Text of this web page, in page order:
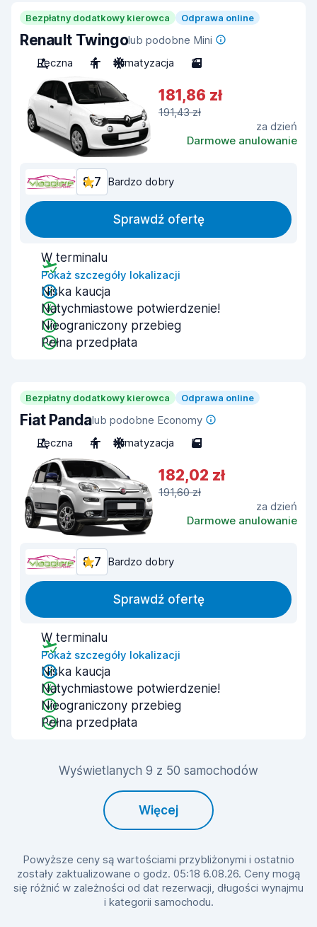
Bezpłatny dodatkowy kierowca Odprawa online
Renault Twingolub podobne Mini
Ręczna
4 Klimatyzacja 3
181,86 zł
191,43 zł
za dzień
Darmowe anulowanie
8,7 Bardzo dobry
Sprawdź ofertę
W terminalu
Pokaż szczegóły lokalizacji
Niska kaucja
Natychmiastowe potwierdzenie!
Nieograniczony przebieg
Pełna przedpłata
Bezpłatny dodatkowy kierowca Odprawa online
Fiat Pandalub podobne Economy
Ręczna
4 Klimatyzacja 5
182,02 zł
191,60 zł
za dzień
Darmowe anulowanie
8,7 Bardzo dobry
Sprawdź ofertę
W terminalu
Pokaż szczegóły lokalizacji
Niska kaucja
Natychmiastowe potwierdzenie!
Nieograniczony przebieg
Pełna przedpłata
Wyświetlanych 9 z 50 samochodów
Więcej
Powyższe ceny są wartościami przybliżonymi i ostatnio
zostały zaktualizowane o godz. 05:18 6.08.26. Ceny mogą
się różnić w zależności od dat rezerwacji, długości wynajmu
i kategorii samochodu.